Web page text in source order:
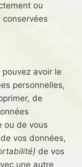
ou
avoir le
personnelles,
de
ou de vous
vos données,
de vos
une autre